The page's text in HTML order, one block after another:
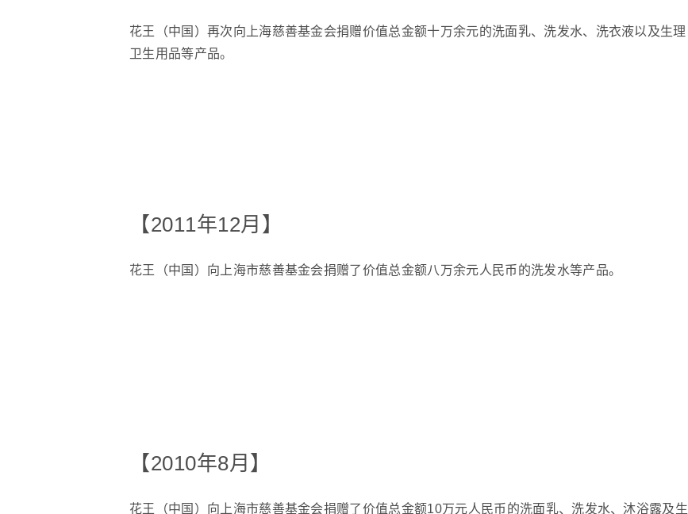
花王（中国）再次向上海慈善基金会捐赠价值总金额十万余元的洗面乳、洗发水、洗衣液以及生理
卫生用品等产品。
【2011年12月】
花王（中国）向上海市慈善基金会捐赠了价值总金额八万余元人民币的洗发水等产品。
【2010年8月】
花王（中国）向上海市慈善基金会捐赠了价值总金额10万元人民币的洗面乳、洗发水、沐浴露及生